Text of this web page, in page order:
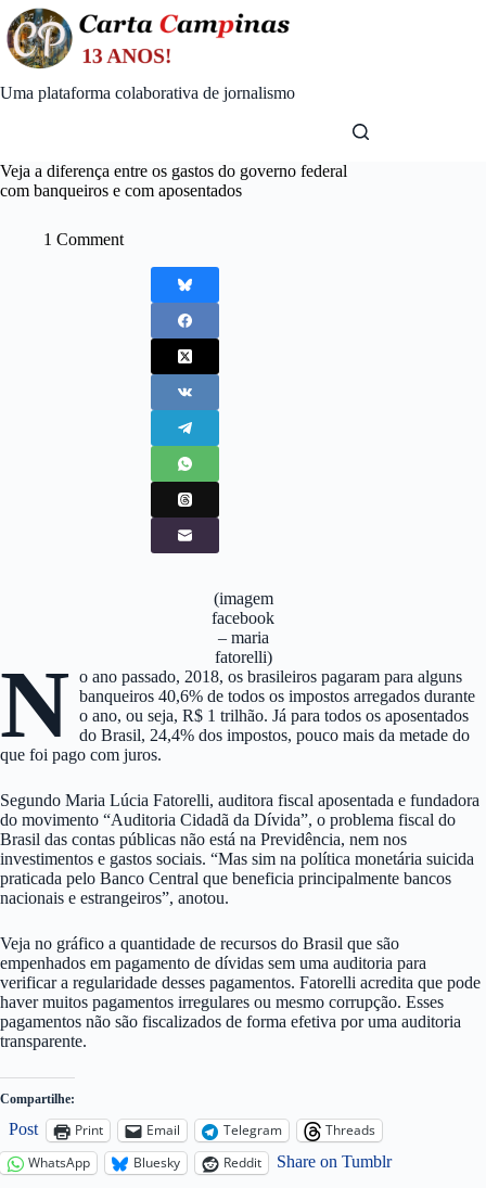
Skip
to
content
Uma plataforma colaborativa de jornalismo
Veja a diferença entre os gastos do governo federal
com banqueiros e com aposentados
1 Comment
(imagem
facebook
– maria
fatorelli)
N o ano passado, 2018, os brasileiros pagaram para alguns
banqueiros 40,6% de todos os impostos arregados durante
o ano, ou seja, R$ 1 trilhão. Já para todos os aposentados
do Brasil, 24,4% dos impostos, pouco mais da metade do
que foi pago com juros.
Segundo Maria Lúcia Fatorelli, auditora fiscal aposentada e fundadora
do movimento “Auditoria Cidadã da Dívida”, o problema fiscal do
Brasil das contas públicas não está na Previdência, nem nos
investimentos e gastos sociais. “Mas sim na política monetária suicida
praticada pelo Banco Central que beneficia principalmente bancos
nacionais e estrangeiros”, anotou.
Veja no gráfico a quantidade de recursos do Brasil que são
empenhados em pagamento de dívidas sem uma auditoria para
verificar a regularidade desses pagamentos. Fatorelli acredita que pode
haver muitos pagamentos irregulares ou mesmo corrupção. Esses
pagamentos não são fiscalizados de forma efetiva por uma auditoria
transparente.
Compartilhe:
Post Print Email Telegram
Threads
WhatsApp
Bluesky Reddit Share on Tumblr